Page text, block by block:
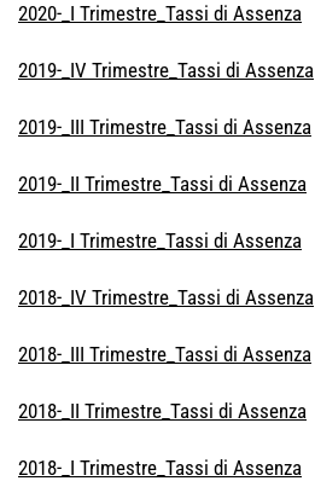
2020-_I Trimestre_Tassi di Assenza
2019-_IV Trimestre_Tassi di Assenza
2019-_III Trimestre_Tassi di Assenza
2019-_II Trimestre_Tassi di Assenza
2019-_I Trimestre_Tassi di Assenza
2018-_IV Trimestre_Tassi di Assenza
2018-_III Trimestre_Tassi di Assenza
2018-_II Trimestre_Tassi di Assenza
2018-_I Trimestre_Tassi di Assenza